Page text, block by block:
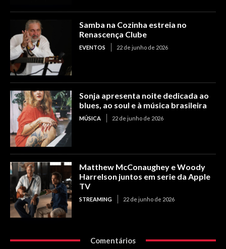
Samba na Cozinha estreia no
Renascença Clube
EVENTOS 22 de junho de 2026
Sonja apresenta noite dedicada ao
blues, ao soul e à música brasileira
MÚSICA 22 de junho de 2026
Matthew McConaughey e Woody
Harrelson juntos em serie da Apple
TV
STREAMING 22 de junho de 2026
Comentários